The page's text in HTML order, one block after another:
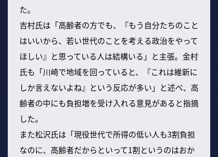
た。
吉村氏は「高齢者の方でも、『もう自分たちのこと
はいいから、若い世代のことを考える政治をやって
ほしい』と思っている人は結構いる」と主張。金村
氏も「川崎で地域を回っていると、『これは維新に
しか言えないよね』という反応が多い」と述べ、高
齢者の中にも負担増を受け入れる意見があると指摘
した。
また松沢氏は「現役世代で所得の低い人も3割負担
なのに、高齢者だからといって1割というのはおか